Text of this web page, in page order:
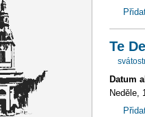
Te
Datum
Neděle,